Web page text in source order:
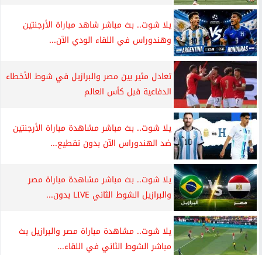
يلا شوت.. بث مباشر شاهد مباراة الأرجنتين
وهندوراس في اللقاء الودي الآن...
تعادل مثير بين مصر والبرازيل في شوط الأخطاء
الدفاعية قبل كأس العالم
يلا شوت.. بث مباشر مشاهدة مباراة الأرجنتين
ضد الهندوراس الآن بدون تقطيع...
يلا شوت.. بث مباشر مشاهدة مباراة مصر
والبرازيل الشوط الثاني LIVE بدون...
يلا شوت.. مشاهدة مباراة مصر والبرازيل بث
مباشر الشوط الثاني في اللقاء...